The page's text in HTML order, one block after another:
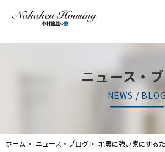
ニュース・
NEWS / BLOG
ホーム ニュース・ブログ 地震に強い家にする